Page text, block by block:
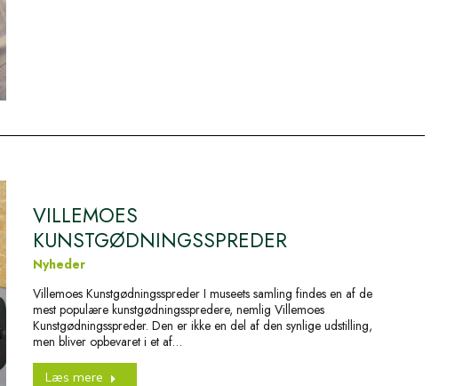
VILLEMOES
KUNSTGØDNINGSSPREDER
Nyheder
Villemoes Kunstgødningsspreder I museets samling findes en af de
mest populære kunstgødningsspredere, nemlig Villemoes
Kunstgødningsspreder. Den er ikke en del af den synlige udstilling,
men bliver opbevaret i et af…
Læs mere